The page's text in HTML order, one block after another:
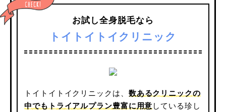
お試し全身脱毛なら
トイトイトイクリニック
トイトイトイクリニックは、 数あるクリニックの
中でもトライアルプラン豊富に用意 している珍し